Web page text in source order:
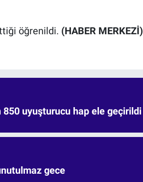
öğrenildi. (HABER MERKEZİ)
850 uyuşturucu hap ele geçirildi
gece